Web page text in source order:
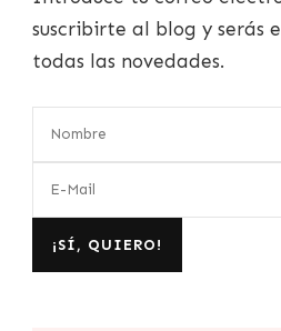
suscribirte al blog y serás
todas las novedades.